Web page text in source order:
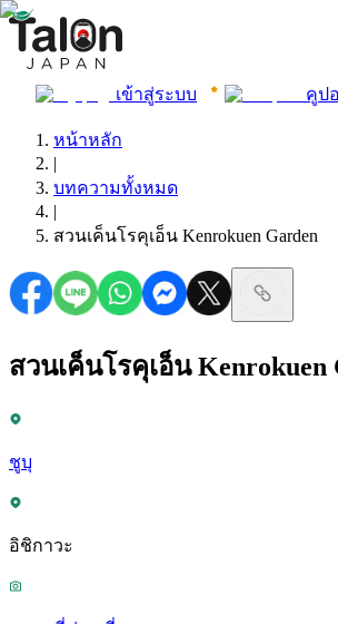
เข้าสู่ระบบ คูป
หน้าหลัก
|
บทความทั้งหมด
|
สวนเค็นโรคุเอ็น Kenrokuen Garden
สวนเค็นโรคุเอ็น Kenrokuen
ชูบุ
อิชิกาวะ